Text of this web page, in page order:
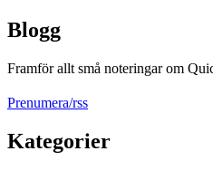
Blogg
Framför allt små noteringar om
Prenumera/rss
Kategorier